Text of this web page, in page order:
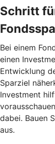
Schritt
Bei einem
einen
Entwicklung
Sparziel
Investment
dabei. Bauen
aus.